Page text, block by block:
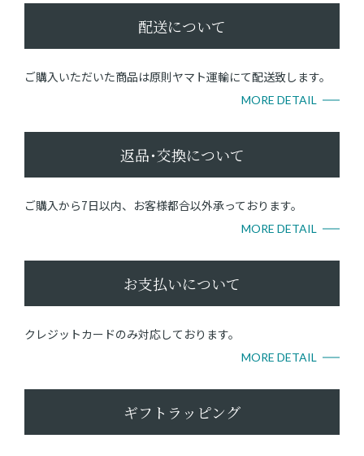
配送について
ご購入いただいた商品は原則ヤマト運輸にて配送致します。
MORE DETAIL
返品･交換について
ご購入から7日以内、お客様都合以外承っております。
MORE DETAIL
お支払いについて
クレジットカードのみ対応しております。
MORE DETAIL
ギフトラッピング